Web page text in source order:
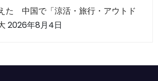
た 中国で「涼活・旅行・アウトド
2026年8月4日